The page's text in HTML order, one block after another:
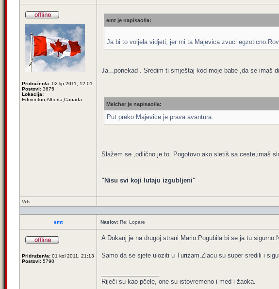
Pridružen/a: 02 lip 2011, 12:01
Postovi: 3675
Lokacija:
Edmonton,Alberta,Canada
emt je napisao/la:
Ja bi to voljela vidjeti, jer mi ta Majevica zvuci
Ja...ponekad . Sredim ti smještaj kod moje babe ,da se imaš
Melcher je napisao/la:
Put preko Majevice je prava avantura.
Slažem se ,odlično je to. Pogotovo ako sletiš sa ceste,imaš
"Nisu svi koji lutaju izgubljeni"
Vrh
emt Naslov: Re: Lopare
Pridružen/a: 01 kol 2011, 21:13
Postovi: 5790
A Dokanj je na drugoj strani Mario.Pogubila bi se ja tu
Samo da se sjete uloziti u Turizam.Zlacu su super sredili i
Riječi su kao pčele, one su istovremeno i med i žaoka.